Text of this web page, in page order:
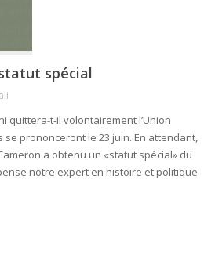
spécial
quittera-t-il volontairement l’Union
se prononceront le 23 juin. En attendant,
a obtenu un «statut spécial» du
notre expert en histoire et politique